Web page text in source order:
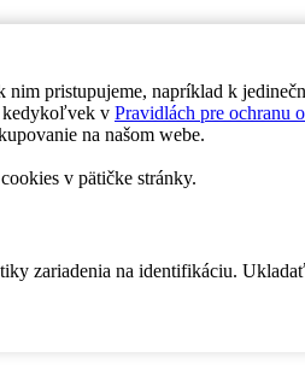
pristupujeme, napríklad k
kedykoľvek v Pravidlách pre ochranu
na našom webe.
v pätičke stránky.
zariadenia na identifikáciu.